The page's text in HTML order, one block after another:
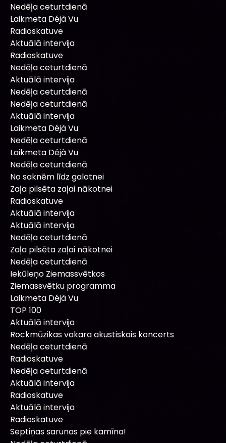
Nedēļa ceturtdienā
Laikmeta Déjà Vu
Radioskatuve
Aktuālā intervija
Radioskatuve
Nedēļa ceturtdienā
Aktuālā intervija
Nedēļa ceturtdienā
Nedēļa ceturtdienā
Aktuālā intervija
Laikmeta Déjà Vu
Nedēļa ceturtdienā
Laikmeta Déjà Vu
Nedēļa ceturtdienā
No saknēm līdz galotnei
Zaļa pilsēta zaļai nākotnei
Radioskatuve
Aktuālā intervija
Aktuālā intervija
Nedēļa ceturtdienā
Zaļa pilsēta zaļai nākotnei
Nedēļa ceturtdienā
Iekūleņo Ziemassvētkos
Ziemassvētku programma
Laikmeta Déjà Vu
TOP 100
Aktuālā intervija
Rockmūzikas vakara akustiskais koncerts
Nedēļa ceturtdienā
Radioskatuve
Nedēļa ceturtdienā
Aktuālā intervija
Radioskatuve
Aktuālā intervija
Radioskatuve
Septiņas sarunas pie kamīna!